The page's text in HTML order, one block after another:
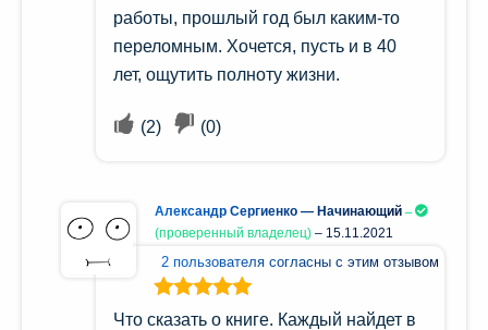
работы, прошлый год был каким-то
переломным. Хочется, пусть и в 40
лет, ощутить полноту жизни.
(2) (0)
Александр Сергиенко — Начинающий
(проверенный владелец) – 15.11.2021
2 пользователя согласны с этим отзывом
Оценка 5из
Что сказать о книге. Каждый найдет в